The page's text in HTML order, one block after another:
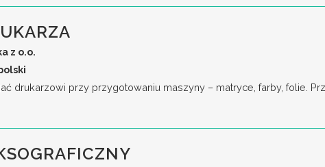
z o.o.
drukarzowi przy przygotowaniu maszyny – matryce, farby, folie.